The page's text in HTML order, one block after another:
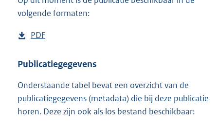
volgende formaten:
D
w
l
o
a
PDF
s
a
n
d
Publicatiegegevens
Onderstaande tabel bevat een overzicht van de
publicatiegegevens (metadata) die bij deze publicatie
horen. Deze zijn ook als los bestand beschikbaar: